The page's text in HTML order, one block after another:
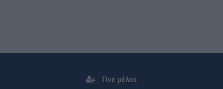
Γίνε μέλος